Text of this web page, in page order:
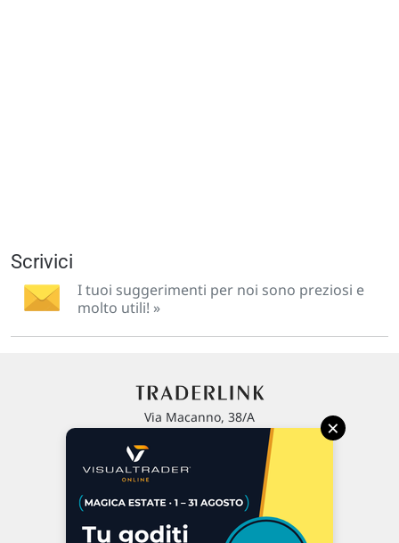
Scrivici
I tuoi suggerimenti per noi sono preziosi e
molto utili! »
Via Macanno, 38/A
P.IVA 02 452 460 401
Chi siamo
Commenti e segnalazioni
×